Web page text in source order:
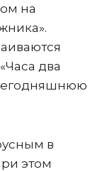
на
два
в
этом